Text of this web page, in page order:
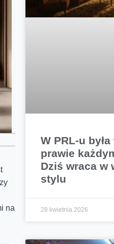
W PRL-u była
prawie
Dziś wraca w
stylu
28 kwietnia 2026
na